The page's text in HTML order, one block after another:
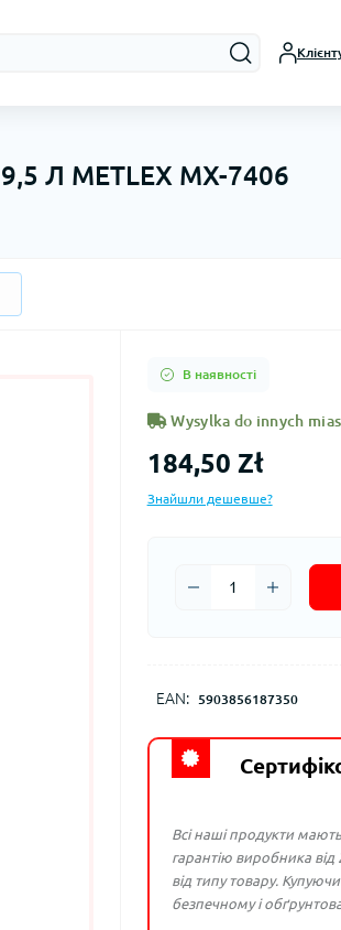
Л METLEX MX-7406
В наявності
Wysylka do innych
184,50 Zł
Знайшли дешевше?
EAN: 5903856187350
Всі наші продукти мають
гарантію виробника від
від типу товару.
безпечному і